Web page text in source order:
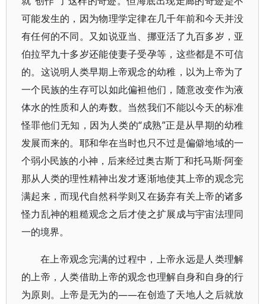
可能发生的，因为物理学定律在几千年前和今天并没
有任何的不同。又如说亚当、挪亚活了九百多岁，亚
伯拉罕九十多岁还能使妻子受孕等，这些都是不可信
的。这说明人类早期上帝观念的幼稚，以为上帝为了
一个民族的生存可以如此偏袒他们，随意改变作为液
体水的性质和人的寿数。当然我们不能以今天的标准
怪罪他们无知，因为人类的“成熟”正是从早期的幼稚
发展而来的。耶和华在当时也只不过是偏僻地域的一
个弱小民族的小神，后来经过奥古斯丁和托马斯·阿奎
那从人类的理性精神出发才逐渐地使其上帝的观念完
满起来，而现代自然科学则又在扬弃有关上帝的诸多
怪力乱神的粗糙观念之后才使之扩展成与宇宙法理同
一的境界。
在上帝观念完满的过程中，上帝永远是人类理解
的上帝，人类借助上帝的观念也理解自身和自身的行
为原则。上帝是无为的——在创造了天地人之后就放